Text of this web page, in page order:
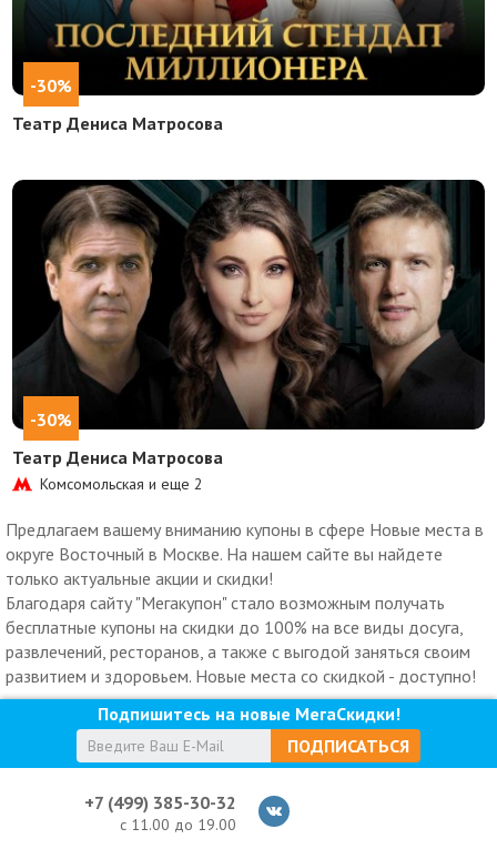
-30%
Театр Дениса Матросова
-30%
Театр Дениса Матросова
Комсомольская и еще2
Предлагаем вашему вниманию купоны в сфере Новые места в
округе Восточный в Москве. На нашем сайте вы найдете
только актуальные акции и скидки!
Благодаря сайту "Мегакупон" стало возможным получать
бесплатные купоны на скидки до 100% на все виды досуга,
развлечений, ресторанов, а также с выгодой заняться своим
развитием и здоровьем. Новые места со скидкой - доступно!
Подпишитесь на новые МегаСкидки!
ПОДПИСАТЬСЯ
+7 (499) 385-30-32
с 11.00 до 19.00